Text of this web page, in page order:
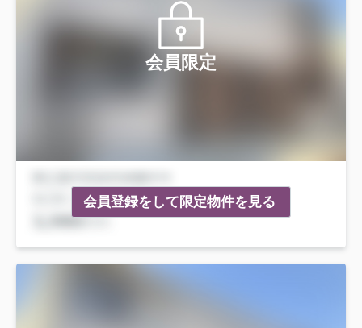
会員限定
会員登録をして限定物件を見る